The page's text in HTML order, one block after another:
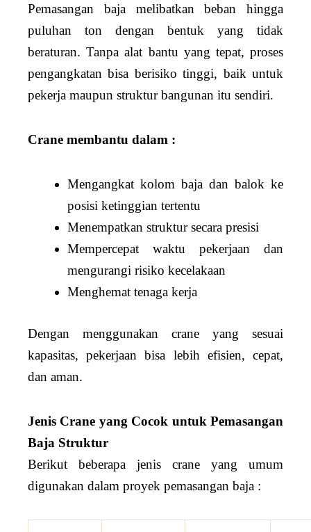
Pemasangan baja melibatkan beban hingga
puluhan ton dengan bentuk yang tidak
beraturan. Tanpa alat bantu yang tepat, proses
pengangkatan bisa berisiko tinggi, baik untuk
pekerja maupun struktur bangunan itu sendiri.
Crane membantu dalam :
Mengangkat kolom baja dan balok ke
posisi ketinggian tertentu
Menempatkan struktur secara presisi
Mempercepat waktu pekerjaan dan
mengurangi risiko kecelakaan
Menghemat tenaga kerja
Dengan menggunakan crane yang sesuai
kapasitas, pekerjaan bisa lebih efisien, cepat,
dan aman.
Jenis Crane yang Cocok untuk Pemasangan
Baja Struktur
Berikut beberapa jenis crane yang umum
digunakan dalam proyek pemasangan baja :